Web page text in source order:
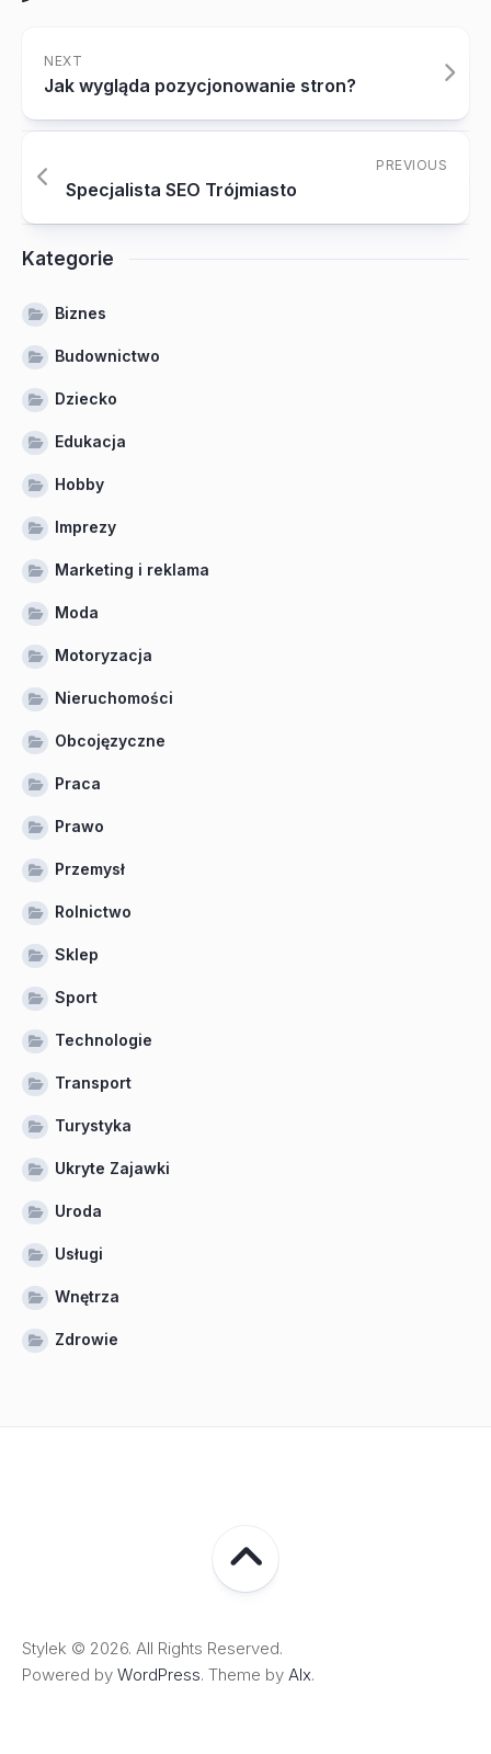
NEXT
Jak wygląda pozycjonowanie stron?
PREVIOUS
Specjalista SEO Trójmiasto
Kategorie
Biznes
Budownictwo
Dziecko
Edukacja
Hobby
Imprezy
Marketing i reklama
Moda
Motoryzacja
Nieruchomości
Obcojęzyczne
Praca
Prawo
Przemysł
Rolnictwo
Sklep
Sport
Technologie
Transport
Turystyka
Ukryte Zajawki
Uroda
Usługi
Wnętrza
Zdrowie
Stylek © 2026. All Rights Reserved.
Powered by WordPress. Theme by Alx.